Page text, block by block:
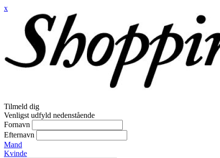
x
Tilmeld dig
Venligst udfyld nedenstående
Fornavn
Efternavn
Mand
Kvinde